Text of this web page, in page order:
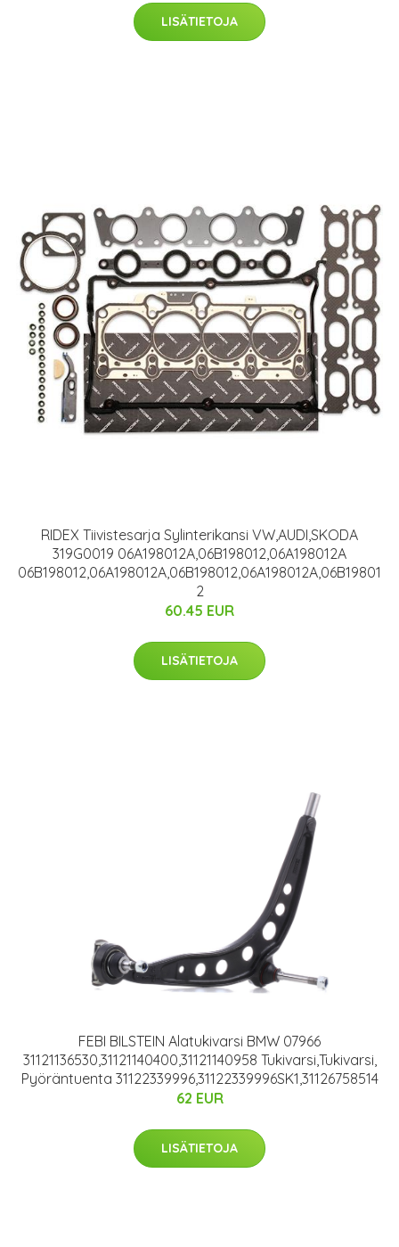
LISÄTIETOJA
RIDEX Tiivistesarja Sylinterikansi VW,AUDI,SKODA
319G0019 06A198012A,06B198012,06A198012A
06B198012,06A198012A,06B198012,06A198012A,06B19801
2
60.45 EUR
LISÄTIETOJA
FEBI BILSTEIN Alatukivarsi BMW 07966
31121136530,31121140400,31121140958 Tukivarsi,Tukivarsi,
Pyöräntuenta 31122339996,31122339996SK1,31126758514
62 EUR
LISÄTIETOJA